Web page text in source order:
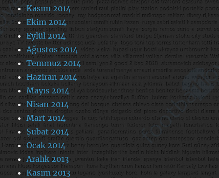
Kasım 2014
Ekim 2014
Eylül 2014
Ağustos 2014
Temmuz 2014
Haziran 2014
Mayıs 2014
Nisan 2014
Mart 2014
Şubat 2014
Ocak 2014
Aralık 2013
Kasım 2013